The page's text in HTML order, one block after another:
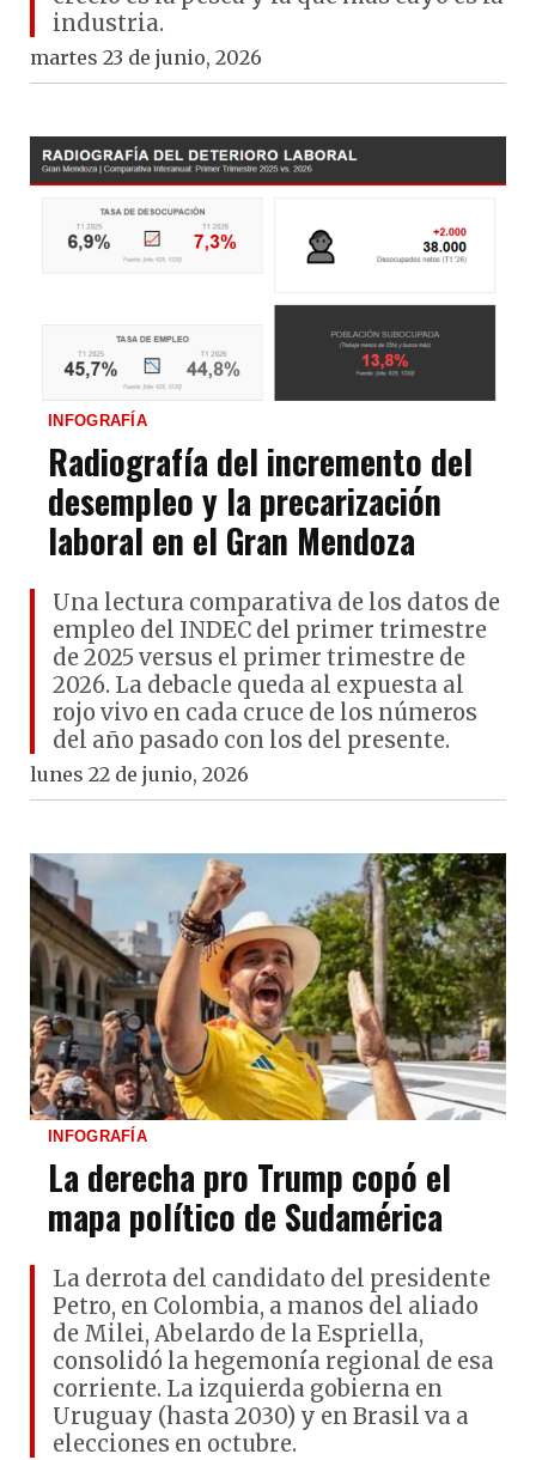
industria.
martes 23 de junio, 2026
INFOGRAFÍA
Radiografía del incremento del
desempleo y la precarización
laboral en el Gran Mendoza
Una lectura comparativa de los datos de
empleo del INDEC del primer trimestre
de 2025 versus el primer trimestre de
2026. La debacle queda al expuesta al
rojo vivo en cada cruce de los números
del año pasado con los del presente.
lunes 22 de junio, 2026
INFOGRAFÍA
La derecha pro Trump copó el
mapa político de Sudamérica
La derrota del candidato del presidente
Petro, en Colombia, a manos del aliado
de Milei, Abelardo de la Espriella,
consolidó la hegemonía regional de esa
corriente. La izquierda gobierna en
Uruguay (hasta 2030) y en Brasil va a
elecciones en octubre.